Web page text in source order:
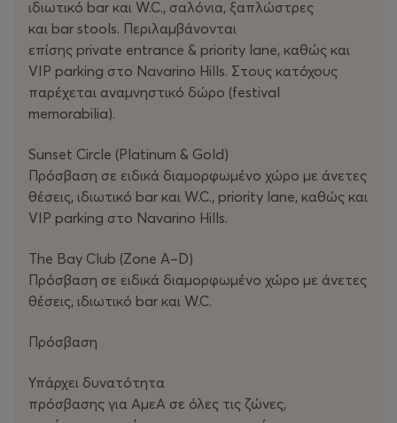
στιγμές που θα μείνουν ανεξίτηλες στη μνήμη όσων
βρεθούν εκεί.
ιδιωτικό bar και W.C., σαλόνια, ξαπλώστρες
και bar stools. Περιλαμβάνονται
επίσης private entrance & priority lane, καθώς και
VIP parking στο Navarino Hills. Στους κατόχους
παρέχεται αναμνηστικό δώρο (festival
memorabilia).
Sunset Circle (Platinum & Gold)
Πρόσβαση σε ειδικά διαμορφωμένο χώρο με άνετες
θέσεις, ιδιωτικό bar και W.C., priority lane, καθώς και
VIP parking στο Navarino Hills.
The Bay Club (Zone A–D)
Πρόσβαση σε ειδικά διαμορφωμένο χώρο με άνετες
θέσεις, ιδιωτικό bar και W.C.
Πρόσβαση
Υπάρχει δυνατότητα
πρόσβασης για ΑμεΑ σε όλες τις ζώνες,